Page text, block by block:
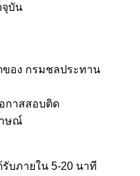
จุบัน
อง กรมชลประทาน
กาสสอบติด
าษณ์
รับภายใน 5-20 นาที